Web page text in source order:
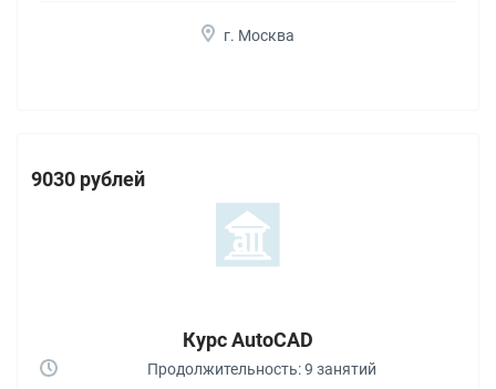
г. Москва
9030 рублей
Курс AutoCAD
Продолжительность: 9 занятий